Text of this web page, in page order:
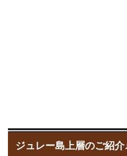
ジュレー島上層のご紹介